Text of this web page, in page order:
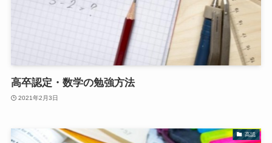
高卒認定・数学の勉強方法
2021年2月3日
高認